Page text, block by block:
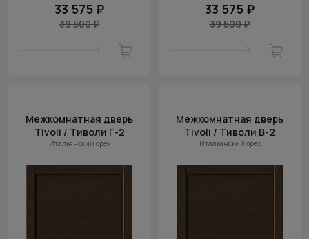
33 575 ₽
39 500 ₽
33 575 ₽
39 500 ₽
Межкомнатная дверь
Tivoli / Тиволи Г-2
Итальянский орех
Межкомнатная дверь
Tivoli / Тиволи В-2
Итальянский орех